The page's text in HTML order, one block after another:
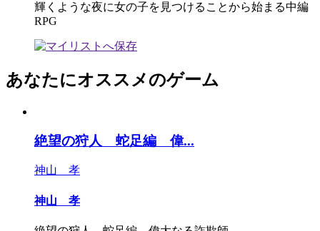
輝くような夜に女の子を見つけることから始まる中編
RPG
あなたにオススメのゲーム
絶望の狩人 蛇足編 偉...
神山 孝
神山 孝